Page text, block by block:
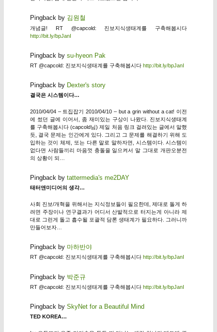
Pingback by 김원철
개념글! RT @capcold: 진보지식생태계를 구축해봅시다
http://bit.ly/bpJanI
Pingback by su-hyeon Pak
RT @capcold: 진보지식생태계를 구축해봅시다 http://bit.ly/bpJanI
Pingback by Dexter's story
결국은 시스템이다…
2010/04/04 – 트집잡기 2010/04/10 – but a grin without a cat! 이전
에 썼던 글에 이어서, 좀 재미있는 구상이 나왔다. 진보지식생태계
를 구축해봅시다 (capcold님) 제일 처음 링크 걸려있는 글에서 말했
듯, 결국 문제는 인간에게 있다. 그리고 그 문제를 해결하기 위해 도
입하는 것이 체제, 또는 다른 말로 말하자면, 시스템이다. 시스템이
없다면 사람들끼리 마음껏 충돌을 일으켜서 말 그대로 개판오분전
의 상황이 되…
Pingback by tattermedia's me2DAY
태터앤미디어의 생각…
사회 진보/개혁을 위해서는 지식정보들이 필요한데, 제대로 돌게 하
려면 주장이나 연구결과가 어디서 산발적으로 터지는게 아니라 제
대로 그런게 돌고 흡수될 포괄적 담론 생태계가 필요하다. 그러니까
만들어보자…
Pingback by 마하반야
RT @capcold: 진보지식생태계를 구축해봅시다 http://bit.ly/bpJanI
Pingback by 박준규
RT @capcold: 진보지식생태계를 구축해봅시다 http://bit.ly/bpJanI
Pingback by SkyNet for a Beautiful Mind
TED KOREA…